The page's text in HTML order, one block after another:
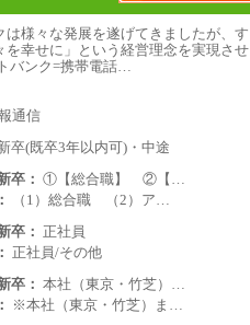
は様々な発展を遂げてきましたが、す
を幸せに」という経営理念を実現させ
バンク=携帯電話…
通信
卒(既卒3年以内可)・中途
卒： ①【総合職】 ②【…
（1）総合職 （2）ア…
卒： 正社員
正社員/その他
卒： 本社（東京・竹芝）…
※本社（東京・竹芝）ま…